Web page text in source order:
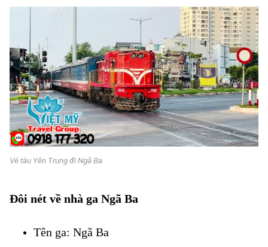
Vé tàu Yên Trung đi Ngã Ba
Đôi nét về nhà ga Ngã Ba
Tên ga: Ngã Ba